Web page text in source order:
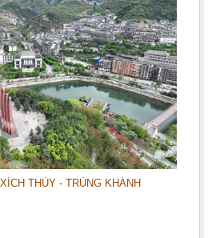
THỦY - TRÙNG KHÁNH